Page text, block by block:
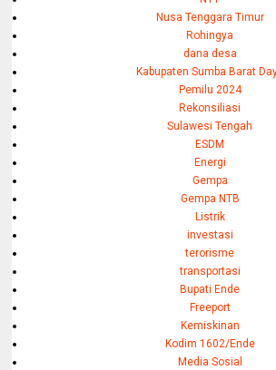
Nusa Tenggara Timur
Rohingya
dana desa
Kabupaten Sumba Barat
Pemilu 2024
Rekonsiliasi
Sulawesi Tengah
ESDM
Energi
Gempa
Gempa NTB
Listrik
investasi
terorisme
transportasi
Bupati Ende
Freeport
Kemiskinan
Kodim 1602/Ende
Media Sosial